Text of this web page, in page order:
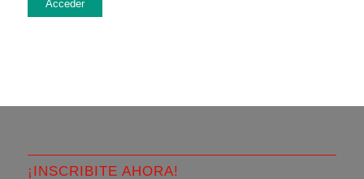
Acceder
¡INSCRIBITE AHORA!